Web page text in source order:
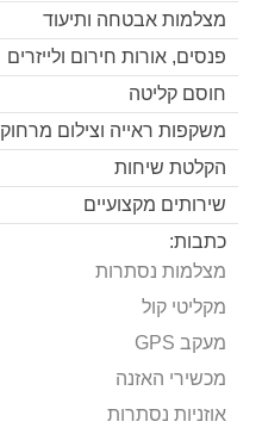
מצלמות אבטחה ותיעוד
פנסים, אורות חירום ולייזרים
חוסם קליטה
משקפות ראייה וצילום מרחוק
הקלטת שיחות
שירותים מקצועיים
כתבות:
מצלמות נסתרות
מקליטי קול
מעקב GPS
מכשירי האזנה
אוזניות נסתרות